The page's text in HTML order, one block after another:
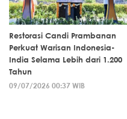
Restorasi Candi Prambanan
Perkuat Warisan Indonesia-
India Selama Lebih dari 1.200
Tahun
09/07/2026 00:37 WIB